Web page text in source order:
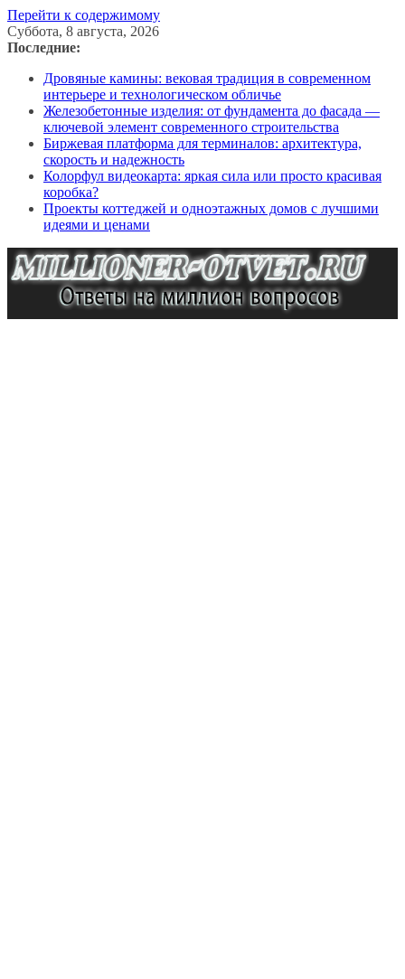
Перейти к содержимому
Суббота, 8 августа, 2026
Последние:
Дровяные камины: вековая традиция в современном
интерьере и технологическом обличье
Железобетонные изделия: от фундамента до фасада —
ключевой элемент современного строительства
Биржевая платформа для терминалов: архитектура,
скорость и надежность
Колорфул видеокарта: яркая сила или просто красивая
коробка?
Проекты коттеджей и одноэтажных домов с лучшими
идеями и ценами